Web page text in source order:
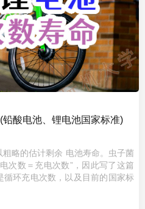
酸电池、锂电池国家标准)
略的估计剩余 电池寿命。虫子菌
次数＝充电次数”，因此写了这篇
环充电次数，以及目前的国家标